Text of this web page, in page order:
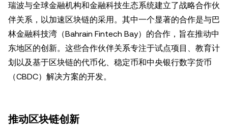
瑞波与全球金融机构和金融科技生态系统建立了战略合作伙
伴关系，以加速区块链的采用。其中一个显著的合作是与巴
林金融科技湾（Bahrain Fintech Bay）的合作，旨在推动中
东地区的创新。这些合作伙伴关系专注于试点项目、教育计
划以及基于区块链的代币化、稳定币和中央银行数字货币
（CBDC）解决方案的开发。
推动区块链创新